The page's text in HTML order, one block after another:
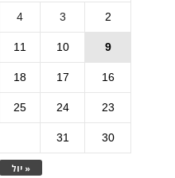
« יול
2
3
4
9
10
11
16
17
18
23
24
25
30
31